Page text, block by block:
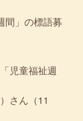
間」の標語募
児童福祉週
さん（11